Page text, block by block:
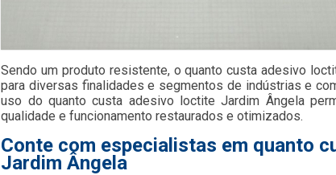
Sendo um produto resistente, o quanto custa adesivo
para diversas finalidades e segmentos de indústrias e
uso do quanto custa adesivo loctite Jardim Ângela
qualidade e funcionamento restaurados e otimizados.
Conte com especialistas em quanto
Jardim Ângela